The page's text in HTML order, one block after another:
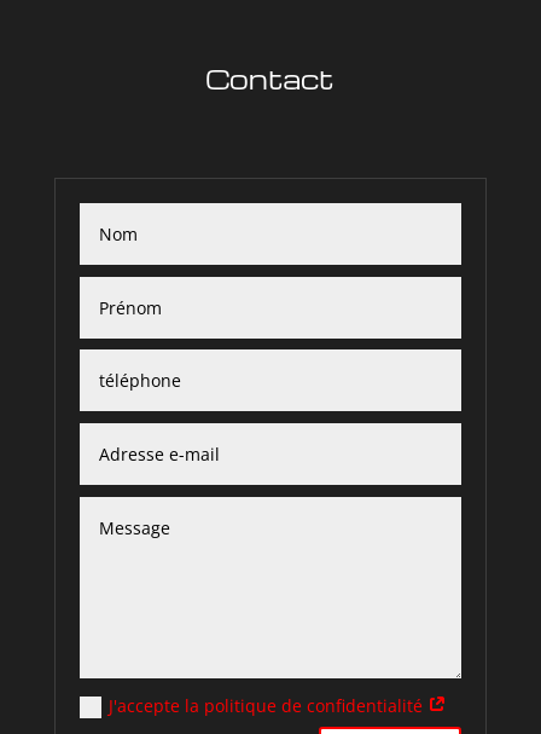
Contact
J'accepte la politique de confidentialité